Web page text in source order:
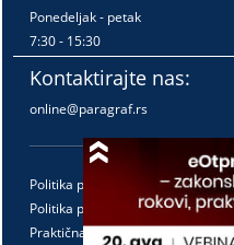
Ponedeljak - petak
7:30 - 15:30
Kontaktirajte nas:
online@paragraf.rs
Politika privatnosti
Politika pružanja usluga
Praktična pravila pružanja usluga